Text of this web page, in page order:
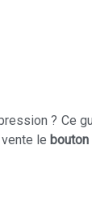
? Ce
le